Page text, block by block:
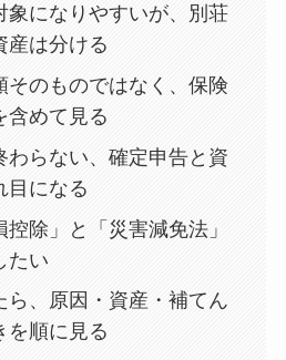
象になりやすいが、別荘
産は分ける
そのものではなく、保険
含めて見る
わらない、確定申告と資
目になる
除」と「災害減免法」
たい
ら、原因・資産・補てん
を順に見る